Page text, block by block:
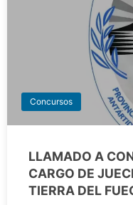
Concursos
LLAMADO A
CARGO DE
TIERRA DEL